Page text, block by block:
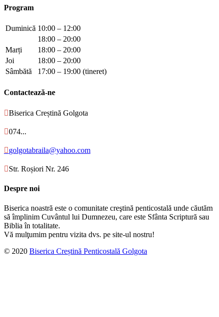
Program
Duminică 10:00 – 12:00
18:00 – 20:00
Marți
18:00 – 20:00
Joi
18:00 – 20:00
Sâmbătă
17:00 – 19:00 (tineret)
Contactează-ne
Biserica Creștină Golgota
074...
golgotabraila@yahoo.com
Str. Roșiori Nr. 246
Despre noi
Biserica noastră este o comunitate creştină penticostală unde căutăm
să împlinim Cuvântul lui Dumnezeu, care este Sfânta Scriptură sau
Biblia în totalitate.
Vă mulţumim pentru vizita dvs. pe site-ul nostru!
© 2020 Biserica Creștină Penticostală Golgota